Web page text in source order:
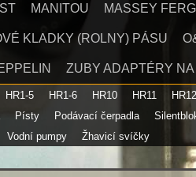
MANITOU MASSEY
KLADKY (ROLNY) PÁSU
ZUBY ADAPTÉRY NA
HR1-5 HR1-6 HR10 HR11 HR12
Písty Podávací čerpadla
Vodní pumpy
Žhavicí svíčky